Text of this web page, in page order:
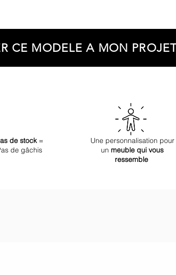
CE MODELE A MON
de stock =
de gâchis
Une personnalisation pour
un meuble qui vous
ressemble